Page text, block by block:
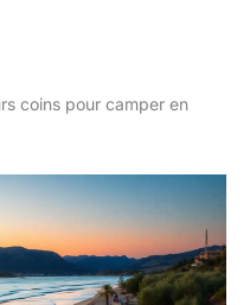
coins pour camper en